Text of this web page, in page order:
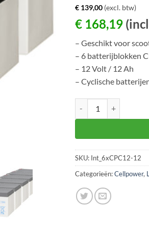
€ 139,00 (excl. btw)
€ 168,19
– Geschikt voor
– 6 batterijblokken
– 12 Volt / 12 Ah
– Cyclische
SKU: Int_6xCPC12-12
Categorieën:Cellpower,